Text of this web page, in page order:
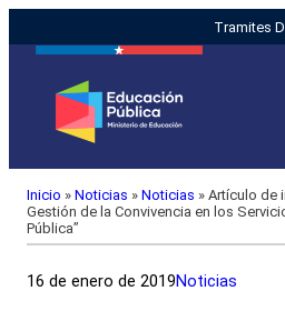
Tramites
Inicio » Noticias » Noticias » Artículo de
Gestión de la Convivencia en los
Pública”
16 de enero de 2019Noticias